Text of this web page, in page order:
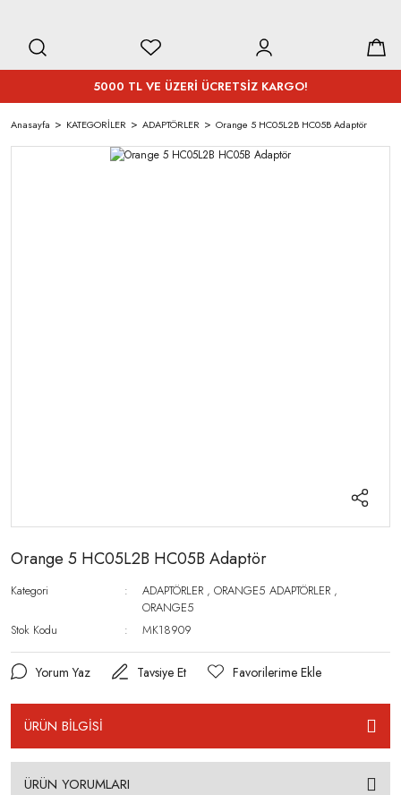
5000 TL VE ÜZERİ ÜCRETSİZ KARGO!
Anasayfa KATEGORİLER ADAPTÖRLER Orange 5 HC05L2B HC05B Adaptör
Orange 5 HC05L2B HC05B Adaptör
Kategori ADAPTÖRLER ,ORANGE5 ADAPTÖRLER ,
ORANGE5
Stok Kodu
MK18909
Yorum Yaz Tavsiye Et
ÜRÜN BİLGİSİ
ÜRÜN YORUMLARI